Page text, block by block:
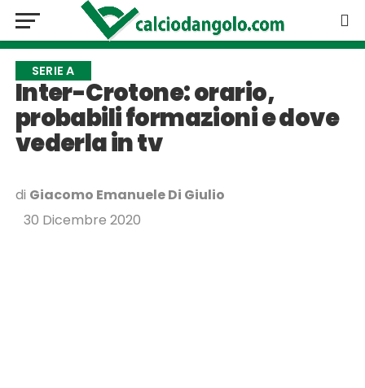
SERIE A
Inter-Crotone: orario,
probabili formazioni e dove
vederla in tv
di Giacomo Emanuele Di Giulio
30 Dicembre 2020